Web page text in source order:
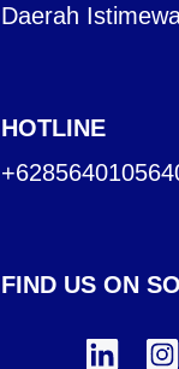
Daerah
HOTLINE
FIND US ON